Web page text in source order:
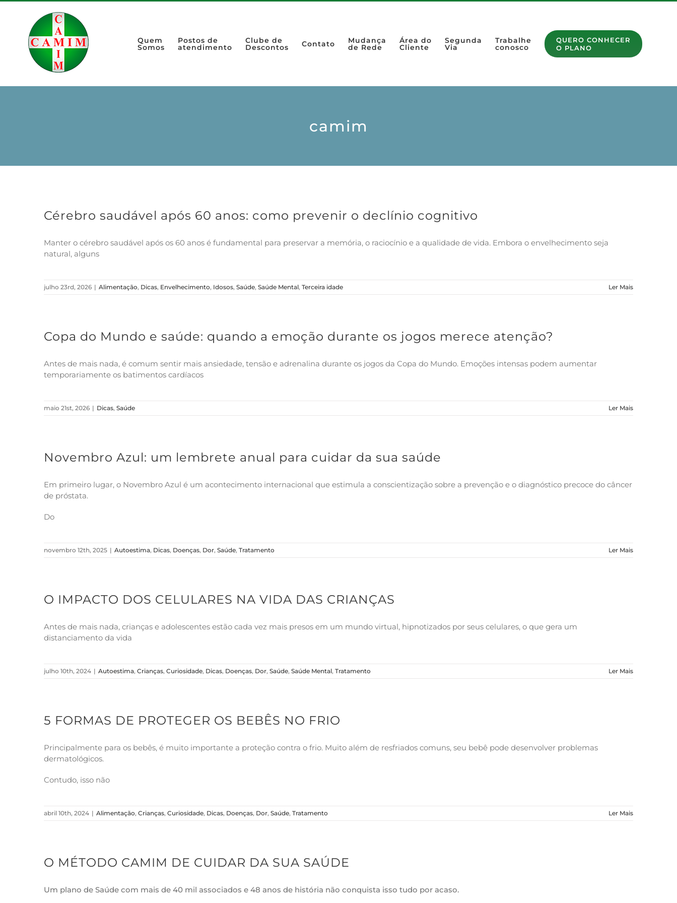
Quem
Somos
Postos de
atendimento
Clube de
Descontos Contato Mudança
de Rede
Área do
Cliente
Segunda
Via
Trabalhe
conosco
QUERO CONHECER
O PLANO
camim
Cérebro saudável após 60 anos: como prevenir o declínio cognitivo
Manter o cérebro saudável após os 60 anos é fundamental para preservar a memória, o raciocínio e a qualidade de vida. Embora o envelhecimento seja
natural, alguns
julho 23rd, 2026 | Alimentação, Dicas, Envelhecimento, Idosos, Saúde, Saúde Mental, Terceira idade Ler Mais
Copa do Mundo e saúde: quando a emoção durante os jogos merece atenção?
Antes de mais nada, é comum sentir mais ansiedade, tensão e adrenalina durante os jogos da Copa do Mundo. Emoções intensas podem aumentar
temporariamente os batimentos cardíacos
maio 21st, 2026 | Dicas, Saúde Ler Mais
Novembro Azul: um lembrete anual para cuidar da sua saúde
Em primeiro lugar, o Novembro Azul é um acontecimento internacional que estimula a conscientização sobre a prevenção e o diagnóstico precoce do câncer
de próstata.
Do
novembro 12th, 2025 | Autoestima, Dicas, Doenças, Dor, Saúde, Tratamento Ler Mais
O IMPACTO DOS CELULARES NA VIDA DAS CRIANÇAS
Antes de mais nada, crianças e adolescentes estão cada vez mais presos em um mundo virtual, hipnotizados por seus celulares, o que gera um
distanciamento da vida
julho 10th, 2024 | Autoestima, Crianças, Curiosidade, Dicas, Doenças, Dor, Saúde, Saúde Mental, Tratamento Ler Mais
5 FORMAS DE PROTEGER OS BEBÊS NO FRIO
Principalmente para os bebês, é muito importante a proteção contra o frio. Muito além de resfriados comuns, seu bebê pode desenvolver problemas
dermatológicos.
Contudo, isso não
abril 10th, 2024 | Alimentação, Crianças, Curiosidade, Dicas, Doenças, Dor, Saúde, Tratamento Ler Mais
O MÉTODO CAMIM DE CUIDAR DA SUA SAÚDE
Um plano de Saúde com mais de 40 mil associados e 48 anos de história não conquista isso tudo por acaso.